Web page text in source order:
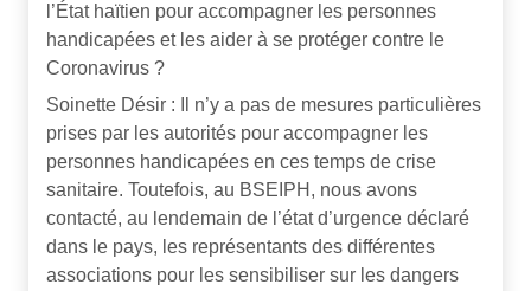
l’État haïtien pour accompagner les personnes
handicapées et les aider à se protéger contre le
Coronavirus ?
Soinette Désir : Il n’y a pas de mesures particulières
prises par les autorités pour accompagner les
personnes handicapées en ces temps de crise
sanitaire. Toutefois, au BSEIPH, nous avons
contacté, au lendemain de l’état d’urgence déclaré
dans le pays, les représentants des différentes
associations pour les sensibiliser sur les dangers